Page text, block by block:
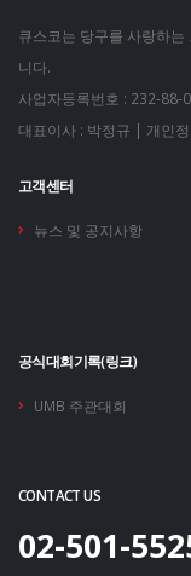
큐스코는 당구를 사랑하
니다.
사업자등록번호 : 232-88-
대표이사 : 박정규 | 개인
고객센터
뉴스 및 공지사항
공식대회기록(링크)
UMB 주관대회
CONTACT US
02-501-